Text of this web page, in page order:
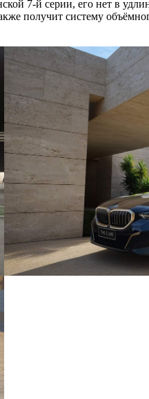
7-й серии, его нет в
получит систему